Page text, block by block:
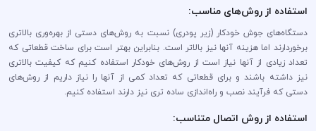
استفاده از روش‌های مناسب:
دستگاه‌های جوش خودکار (زیر پودری) نسبت به روش‌های دستی از بهره‌وری بالاتری
برخوردارند اما هزینه‌ آنها نیز بالاتر است. بنابراین بهتر است برای ساخت قطعاتی که
تعداد زیادی از آنها نیاز است از روش‌های خودکار استفاده کنیم که کیفیت بالاتری
نیز داشته باشند و برای قطعاتی که تعداد کمی از آنها را نیاز داریم از روش‌های
دستی که فرآیند نصب و راه‌اندازی ساده تری نیز دارند استفاده کنیم.
استفاده از روش اتصال متناسب: